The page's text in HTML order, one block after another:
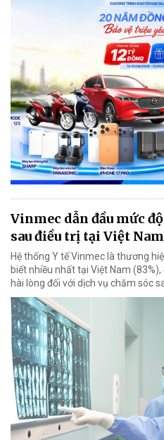
Vinmec dẫn đầu mức
sau điều trị tại Việt Nam
Hệ thống Y tế Vinmec là thương
biết nhiều nhất tại Việt Nam
hài lòng đối với dịch vụ chăm sóc